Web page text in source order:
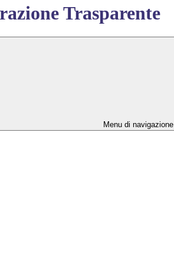
Trasparente
Menu di navigazione